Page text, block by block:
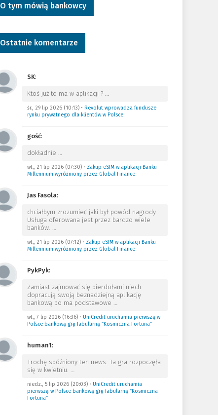
O tym mówią bankowcy
Ostatnie komentarze
SK:
Ktoś już to ma w aplikacji ? …
śr., 29 lip 2026 (10:13)• Revolut wprowadza fundusze
rynku prywatnego dla klientów w Polsce
gość:
dokładnie …
wt., 21 lip 2026 (07:30)• Zakup eSIM w aplikacji Banku
Millennium wyróżniony przez Global Finance
Jas Fasola:
chciałbym zrozumieć jaki był powód nagrody.
Usługa oferowana jest przez bardzo wiele
banków. …
wt., 21 lip 2026 (07:12)• Zakup eSIM w aplikacji Banku
Millennium wyróżniony przez Global Finance
PykPyk:
Zamiast zajmować się pierdołami niech
dopracują swoją beznadziejną aplikację
bankową bo ma podstawowe …
wt., 7 lip 2026 (16:36)• UniCredit uruchamia pierwszą w
Polsce bankową grę fabularną “Kosmiczna Fortuna”
human1:
Trochę spóźniony ten news. Ta gra rozpoczęła
się w kwietniu. …
niedz., 5 lip 2026 (20:03)• UniCredit uruchamia
pierwszą w Polsce bankową grę fabularną “Kosmiczna
Fortuna”